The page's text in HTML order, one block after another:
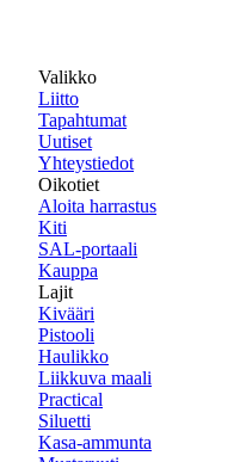
Valikko
Liitto
Tapahtumat
Uutiset
Yhteystiedot
Oikotiet
Aloita harrastus
Kiti
SAL-portaali
Kauppa
Lajit
Kivääri
Pistooli
Haulikko
Liikkuva maali
Practical
Siluetti
Kasa-ammunta